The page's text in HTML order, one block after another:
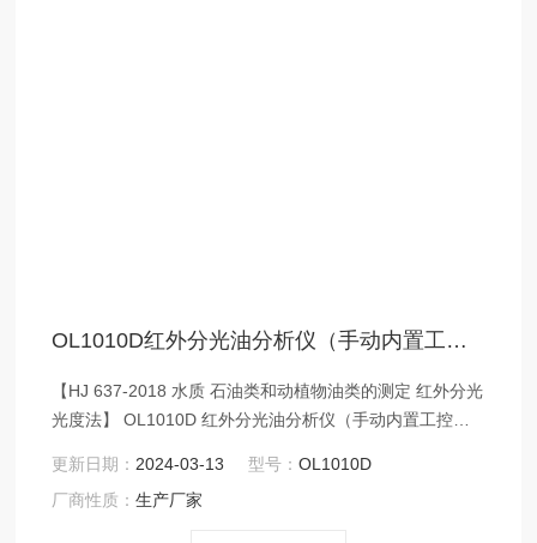
OL1010D红外分光油分析仪（手动内置工控电脑）
【HJ 637-2018 水质 石油类和动植物油类的测定 红外分光
光度法】 OL1010D 红外分光油分析仪（手动内置工控电
外分光光度法，使用四氯乙烯试剂萃取剂。
更新日期： 2024-03-13 型号：OL1010D
厂商性质：生产厂家